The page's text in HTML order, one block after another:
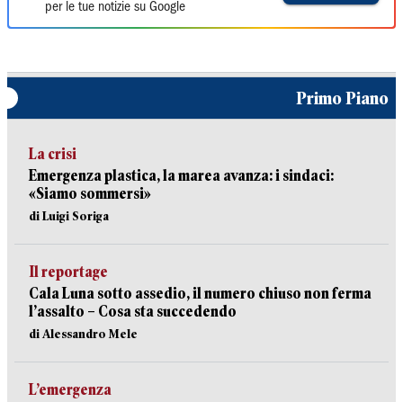
per le tue notizie su Google
Primo Piano
La crisi
Emergenza plastica, la marea avanza: i sindaci:
«Siamo sommersi»
di Luigi Soriga
Il reportage
Cala Luna sotto assedio, il numero chiuso non ferma
l’assalto – Cosa sta succedendo
di Alessandro Mele
L’emergenza